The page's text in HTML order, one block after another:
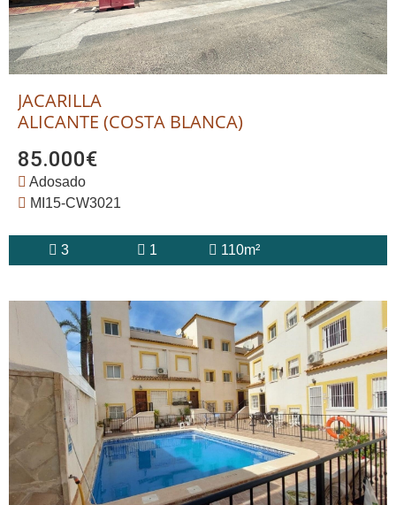
JACARILLA
ALICANTE (COSTA BLANCA)
85.000€
Adosado
MI15-CW3021
3 1 110m²